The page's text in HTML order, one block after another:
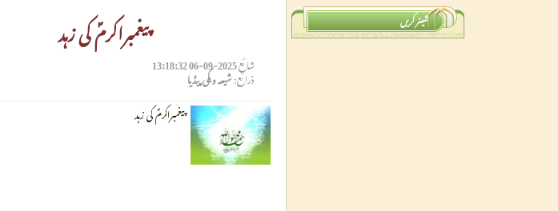
پیغمبراکرمؐ کی زہد
شائع2025-09-06 13:18:32
ذرائع:شیعہ ویکی پیڈیا
پیغمبراکرمؐ کی زہد
شیئر کریں